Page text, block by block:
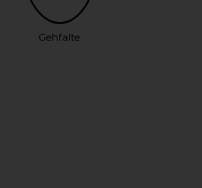
Gehfalte